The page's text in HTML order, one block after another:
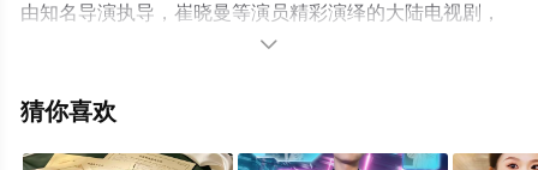
由知名导演执导，崔晓曼等演员精彩演绎的大陆电视剧，
大结局剧情已揭晓（全62集），手机免费观看高清未删减
豆瓣电视剧、电视猫或剧情网等平台了解。

猜你喜欢